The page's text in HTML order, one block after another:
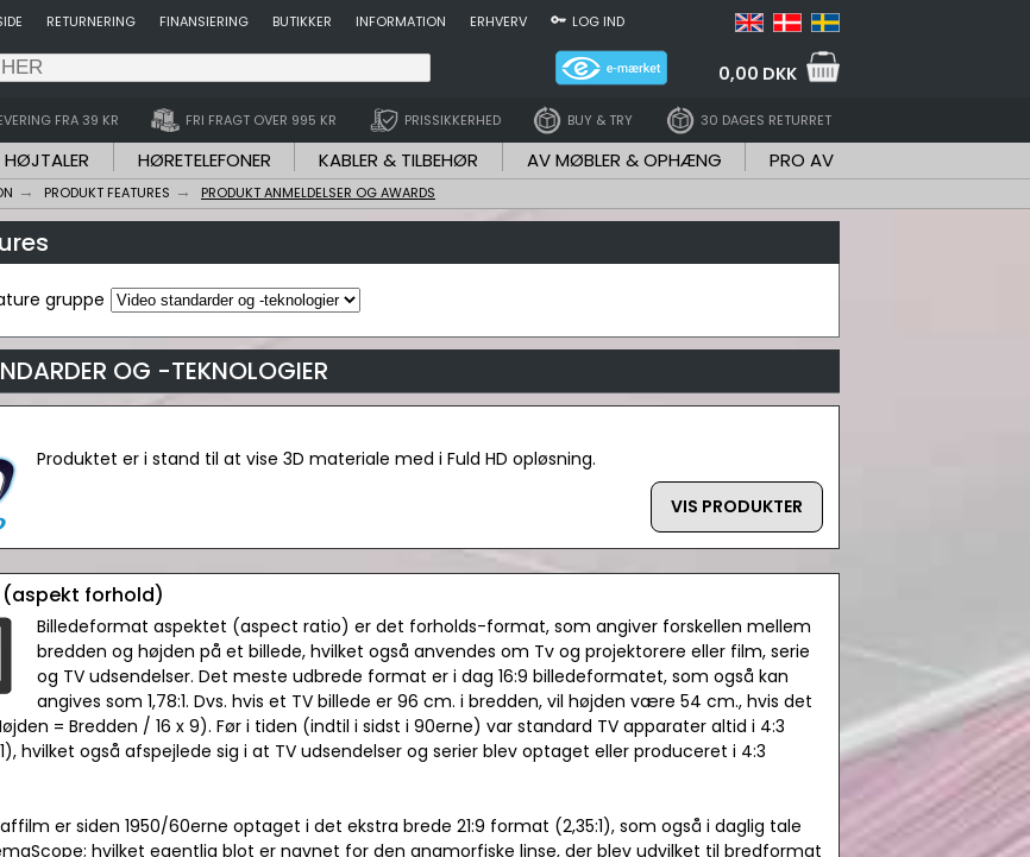
RETURNERING FINANSIERING BUTIKKER INFORMATION ERHVERV LOG IND
0,00 DKK
FRA 39 KR FRI FRAGT OVER 995 KR PRISSIKKERHED BUY & TRY 30 DAGES RETURRET
HØJTALER HØRETELEFONER KABLER & TILBEHØR AV MØBLER & OPHÆNG PRO AV
PRODUKT FEATURES PRODUKT ANMELDELSER OG AWARDS
gruppe
OG -TEKNOLOGIER
Produktet er i stand til at vise 3D materiale med i Fuld HD opløsning.
VIS PRODUKTER
forhold)
Billedeformat aspektet (aspect ratio) er det forholds-format, som angiver forskellen mellem
bredden og højden på et billede, hvilket også anvendes om Tv og projektorere eller film, serie
og TV udsendelser. Det meste udbrede format er i dag 16:9 billedeformatet, som også kan
angives som 1,78:1. Dvs. hvis et TV billede er 96 cm. i bredden, vil højden være 54 cm., hvis det
= Bredden / 16 x 9). Før i tiden (indtil i sidst i 90erne) var standard TV apparater altid i 4:3
hvilket også afspejlede sig i at TV udsendelser og serier blev optaget eller produceret i 4:3
er siden 1950/60erne optaget i det ekstra brede 21:9 format (2,35:1), som også i daglig tale
hvilket egentlig blot er navnet for den anamorfiske linse, der blev udvilket til bredformat